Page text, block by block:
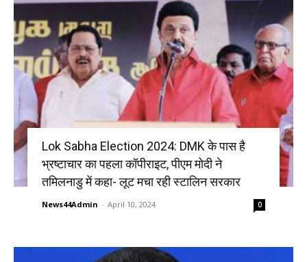
Lok Sabha Election 2024: DMK के पास है
भ्रष्टाचार का पहला कॉपीराइट, पीएम मोदी ने
तमिलनाडु में कहा- लूट मचा रही स्टालिन सरकार
News44Admin - April 10, 2024 0